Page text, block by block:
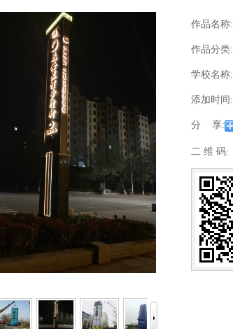
作品名称:
作品分类:
学校名称:
添加时间:
分 享:
二 维 码: